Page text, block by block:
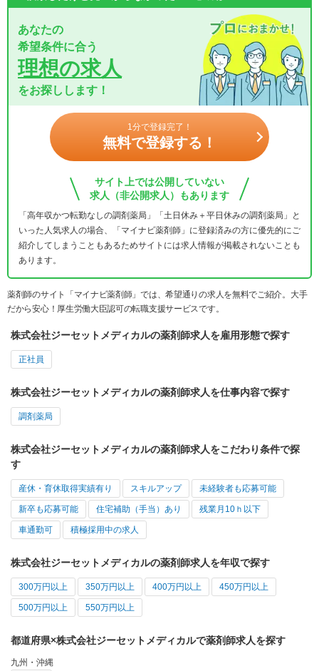
あなたの
希望条件に合う
理想の求人
をお探しします！
1分で登録完了！
無料で登録する！
サイト上では公開していない
求人（非公開求人）もあります
「高年収かつ転勤なしの調剤薬局」「土日休み＋平日休みの調剤薬局」と
いった人気求人の場合、「マイナビ薬剤師」に登録済みの方に優先的にご
紹介してしまうこともあるためサイトには求人情報が掲載されないことも
あります。
薬剤師のサイト「マイナビ薬剤師」では、希望通りの求人を無料でご紹介。大手
だから安心！厚生労働大臣認可の転職支援サービスです。
株式会社ジーセットメディカルの薬剤師求人を雇用形態で探す
正社員
株式会社ジーセットメディカルの薬剤師求人を仕事内容で探す
調剤薬局
株式会社ジーセットメディカルの薬剤師求人をこだわり条件で探
す
産休・育休取得実績有り スキルアップ 未経験者も応募可能
新卒も応募可能 住宅補助（手当）あり 残業月10ｈ以下
車通勤可 積極採用中の求人
株式会社ジーセットメディカルの薬剤師求人を年収で探す
300万円以上 350万円以上 400万円以上 450万円以上
500万円以上 550万円以上
都道府県×株式会社ジーセットメディカルで薬剤師求人を探す
九州・沖縄